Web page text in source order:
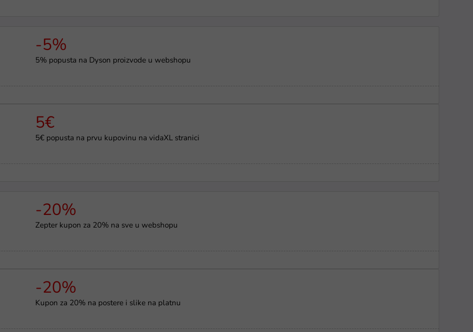
-5%
5% popusta na Dyson proizvode u webshopu
5€
5€ popusta na prvu kupovinu na vidaXL stranici
-20%
Zepter kupon za 20% na sve u webshopu
-20%
Kupon za 20% na postere i slike na platnu